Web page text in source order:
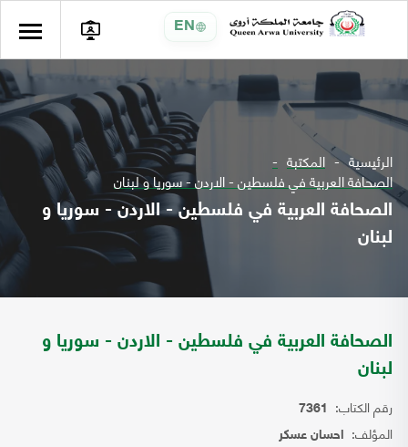
EN
الرئيسية المكتبة
الصحافة العربية في فلسطين - الاردن - سوريا و لبنان
الصحافة العربية في فلسطين - الاردن - سوريا و
لبنان
الصحافة العربية في فلسطين - الاردن - سوريا و
لبنان
رقم الكتاب: 7361
المؤلف: احسان عسكر